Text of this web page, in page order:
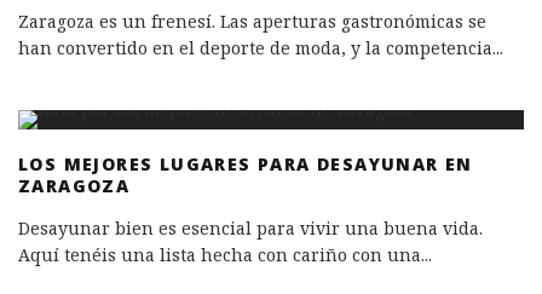
Zaragoza es un frenesí. Las aperturas gastronómicas se
han convertido en el deporte de moda, y la competencia...
LOS MEJORES LUGARES PARA DESAYUNAR EN
ZARAGOZA
Desayunar bien es esencial para vivir una buena vida.
Aquí tenéis una lista hecha con cariño con una...